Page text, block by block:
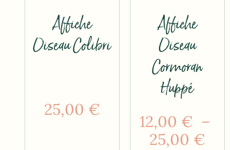
Affiche
Oiseau Colibri
25,00 €
Affiche
Oiseau
Cormoran
Huppé
12,00 € –
25,00 €